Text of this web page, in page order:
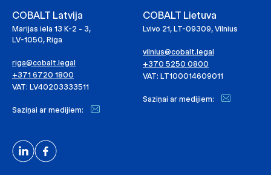
COBALT Latvija
Marijas iela 13 K-2 - 3,
LV-1050, Riga
riga@cobalt.legal
+371 6720 1800
VAT: LV40203333511
Saziņai ar medijiem:
COBALT Lietuva
Lvivo 21, LT-09309, Vilnius
vilnius@cobalt.legal
+370 5250 0800
VAT: LT100014609011
Saziņai ar medijiem: